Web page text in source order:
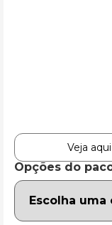
Veja
Opções do